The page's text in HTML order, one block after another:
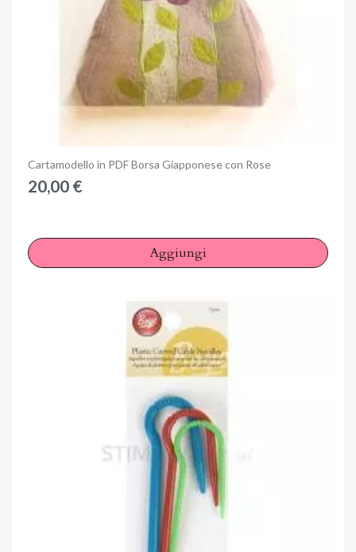
Anteprima
Cartamodello in PDF Borsa Giapponese con Rose
20,00 €
Aggiungi